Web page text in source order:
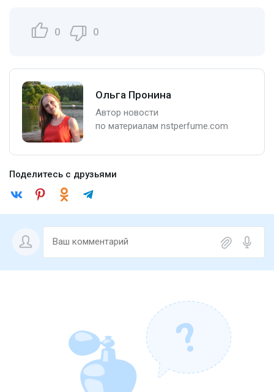
0 0
Ольга Пронина
Автор новости
по материалам nstperfume.com
Поделитесь с друзьями